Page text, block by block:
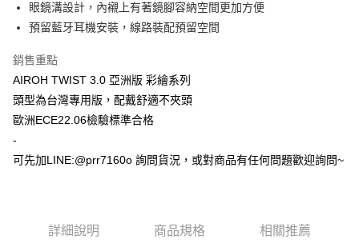
眼鏡溝設計，內襯上有著鏡腳容納空間更加方便
預留藍牙耳機安裝，線路裝配預留空間
銷售重點
AIROH TWIST 3.0 亞洲版 彩繪系列
頭型為台灣專用版，配戴舒適不夾頭
歐洲ECE22.06檢驗標準合格
-
可先加LINE:@prr7160o 詢問貨況，或對商品有任何問題歡迎詢問~
詳細說明 商品規格 相關推薦